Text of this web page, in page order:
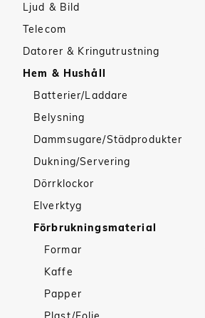
Ljud & Bild
Telecom
Datorer & Kringutrustning
Hem & Hushåll
Batterier/Laddare
Belysning
Dammsugare/Städprodukter
Dukning/Servering
Dörrklockor
Elverktyg
Förbrukningsmaterial
Formar
Kaffe
Papper